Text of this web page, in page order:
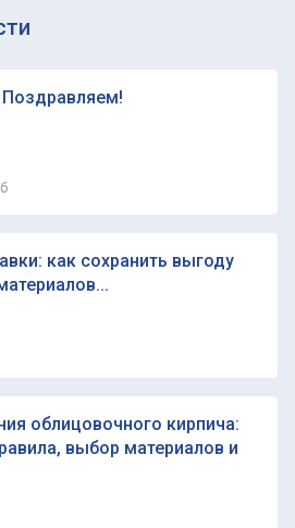
как сохранить выгоду
облицовочного кирпича:
выбор материалов и